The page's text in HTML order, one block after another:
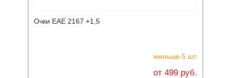
Очки ЕАЕ 2167 +1,5
меньше 5 шт.
от 499 руб.